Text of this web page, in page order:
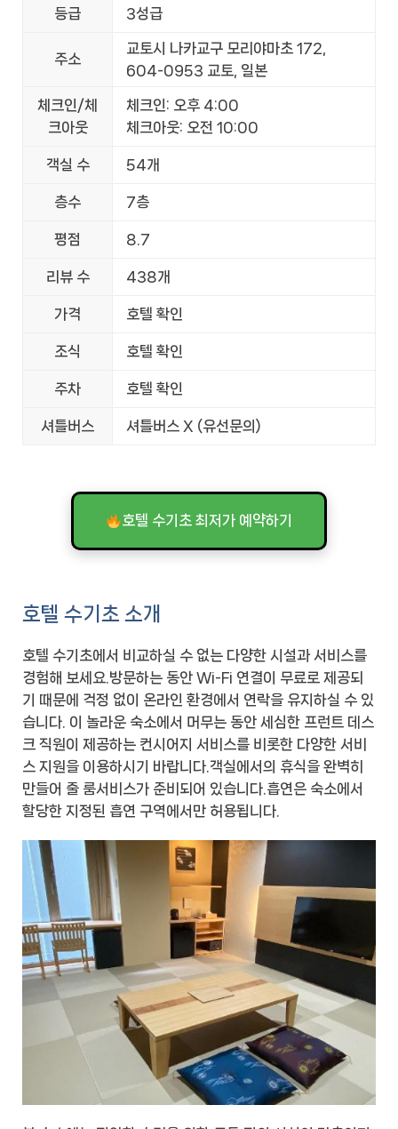
등급 3성급
주소
교토시 나카교구 모리야마초 172,
604-0953 교토, 일본
체크인/체
크아웃
체크인: 오후 4:00
체크아웃: 오전 10:00
객실 수 54개
층수 7층
평점 8.7
리뷰 수 438개
가격 호텔 확인
조식 호텔 확인
주차 호텔 확인
셔틀버스 셔틀버스 X (유선문의)
호텔 수기초 최저가 예약하기
호텔 수기초 소개
호텔 수기초에서 비교하실 수 없는 다양한 시설과 서비스를
경험해 보세요.방문하는 동안 Wi-Fi 연결이 무료로 제공되
기 때문에 걱정 없이 온라인 환경에서 연락을 유지하실 수 있
습니다. 이 놀라운 숙소에서 머무는 동안 세심한 프런트 데스
크 직원이 제공하는 컨시어지 서비스를 비롯한 다양한 서비
스 지원을 이용하시기 바랍니다.객실에서의 휴식을 완벽히
만들어 줄 룸서비스가 준비되어 있습니다.흡연은 숙소에서
할당한 지정된 흡연 구역에서만 허용됩니다.